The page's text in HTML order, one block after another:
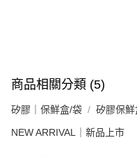
商品相關分類 (5)
矽膠｜保鮮盒/袋 矽膠保
NEW ARRIVAL｜新品上市